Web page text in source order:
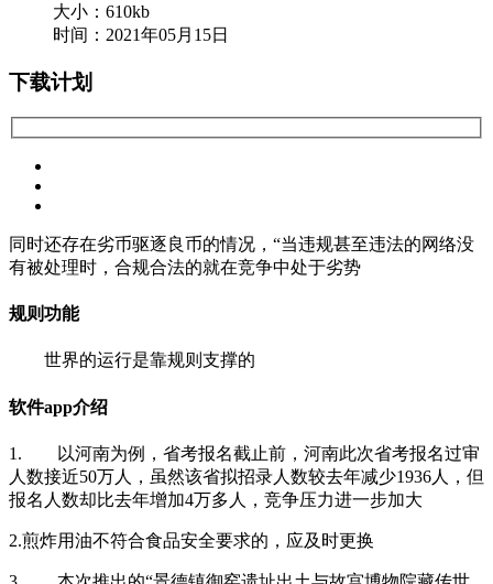
大小：610kb
时间：2021年05月15日
下载计划
同时还存在劣币驱逐良币的情况，“当违规甚至违法的网络没
有被处理时，合规合法的就在竞争中处于劣势
规则功能
世界的运行是靠规则支撑的
软件app介绍
1. 以河南为例，省考报名截止前，河南此次省考报名过审
人数接近50万人，虽然该省拟招录人数较去年减少1936人，但
报名人数却比去年增加4万多人，竞争压力进一步加大
2.煎炸用油不符合食品安全要求的，应及时更换